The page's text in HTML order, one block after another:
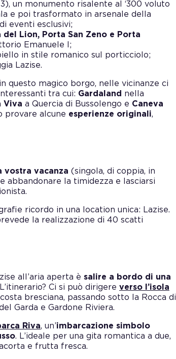
un monumento risalente al ‘300 voluto
e poi trasformato in arsenale della
eventi esclusivi;
del Lion, Porta San Zeno e Porta
Emanuele I;
in stile romanico sul porticciolo;
Lazise.
questo magico borgo, nelle vicinanze ci
tra cui: Gardaland nella
Viva a Quercia di Bussolengo e Caneva
provare alcune esperienze originali,
vostra vacanza (singola, di coppia, in
abbandonare la timidezza e lasciarsi
ricordo in una location unica: Lazise.
la realizzazione di 40 scatti
all’aria aperta è salire a bordo di una
Ci si può dirigere verso l’isola
bresciana, passando sotto la Rocca di
Garda e Gardone Riviera.
Riva, un’imbarcazione simbolo
. L’ideale per una gita romantica a due,
e frutta fresca.